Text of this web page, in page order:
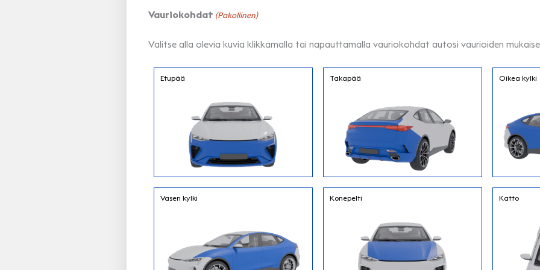
Vauriokohdat (Pakollinen)
Valitse alla olevia kuvia klikkamalla tai napauttamalla vauriokohdat autosi vaurioiden
Etupää Takapää Oikea kylki
Vasen kylki Konepelti Katto